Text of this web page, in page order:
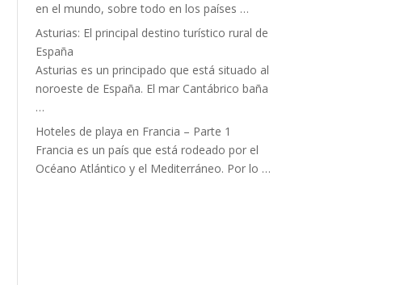
en el mundo, sobre todo en los países …
Asturias: El principal destino turístico rural de
España
Asturias es un principado que está situado al
noroeste de España. El mar Cantábrico baña
…
Hoteles de playa en Francia – Parte 1
Francia es un país que está rodeado por el
Océano Atlántico y el Mediterráneo. Por lo …